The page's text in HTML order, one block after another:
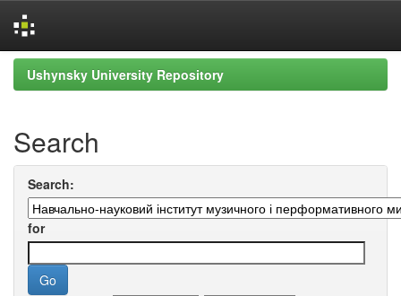
Skip
navigation
Ushynsky University Repository
Search
Search:
for